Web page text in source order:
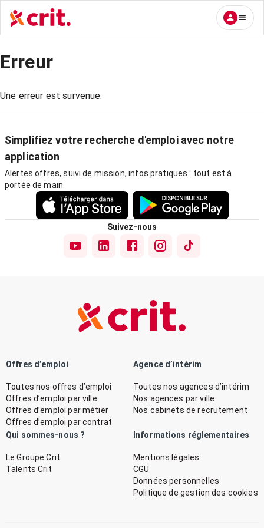
Erreur
Une erreur est survenue.
Simplifiez votre recherche d'emploi avec notre
application
Alertes offres, suivi de mission, infos pratiques : tout est à
portée de main.
Suivez-nous
Offres d’emploi
Toutes nos offres d’emploi
Offres d’emploi par ville
Offres d’emploi par métier
Offres d’emploi par contrat
Agence d’intérim
Toutes nos agences d’intérim
Nos agences par ville
Nos cabinets de recrutement
Qui sommes-nous ?
Le Groupe Crit
Talents Crit
Informations réglementaires
Mentions légales
CGU
Données personnelles
Politique de gestion des cookies